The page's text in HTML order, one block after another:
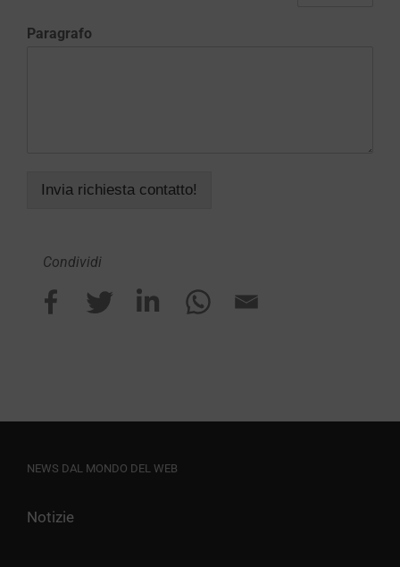
Paragrafo
Invia richiesta contatto!
Condividi
NEWS DAL MONDO DEL WEB
Notizie